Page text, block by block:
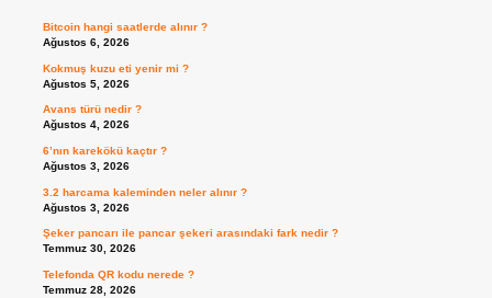
Bitcoin hangi saatlerde alınır ?
Ağustos 6, 2026
Kokmuş kuzu eti yenir mi ?
Ağustos 5, 2026
Avans türü nedir ?
Ağustos 4, 2026
6’nın karekökü kaçtır ?
Ağustos 3, 2026
3.2 harcama kaleminden neler alınır ?
Ağustos 3, 2026
Şeker pancarı ile pancar şekeri arasındaki fark nedir ?
Temmuz 30, 2026
Telefonda QR kodu nerede ?
Temmuz 28, 2026